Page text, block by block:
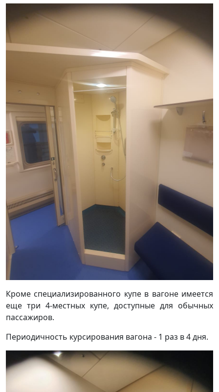
Кроме специализированного купе в вагоне имеется
еще три 4-местных купе, доступные для обычных
пассажиров.
Периодичность курсирования вагона - 1 раз в 4 дня.